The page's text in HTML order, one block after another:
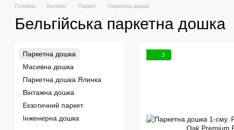
Головна Каталог Паркет Паркетна дошка
Бельгійська паркетна дошка
3
Паркетна дошка
Масивна дошка
Паркетна дошка Ялинка
Вінтажна дошка
Екзотичний паркет
Інженерна дошка